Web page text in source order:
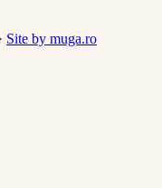
· Site by muga.ro